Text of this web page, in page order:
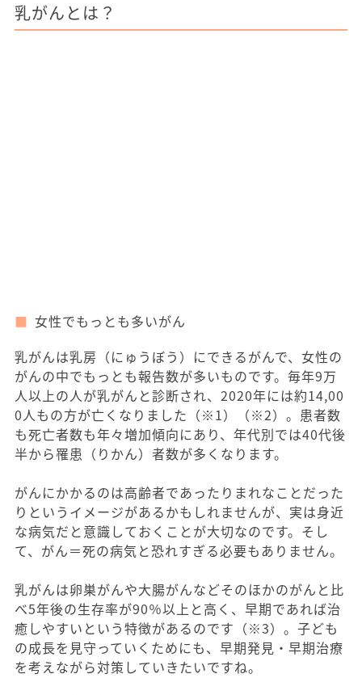
乳がんとは？
女性でもっとも多いがん
乳がんは乳房（にゅうぼう）にできるがんで、女性の
がんの中でもっとも報告数が多いものです。毎年9万
人以上の人が乳がんと診断され、2020年には約14,00
0人もの方が亡くなりました（※1）（※2）。患者数
も死亡者数も年々増加傾向にあり、年代別では40代後
半から罹患（りかん）者数が多くなります。
がんにかかるのは高齢者であったりまれなことだった
りというイメージがあるかもしれませんが、実は身近
な病気だと意識しておくことが大切なのです。そし
て、がん＝死の病気と恐れすぎる必要もありません。
乳がんは卵巣がんや大腸がんなどそのほかのがんと比
べ5年後の生存率が90％以上と高く、早期であれば治
癒しやすいという特徴があるのです（※3）。子ども
の成長を見守っていくためにも、早期発見・早期治療
を考えながら対策していきたいですね。